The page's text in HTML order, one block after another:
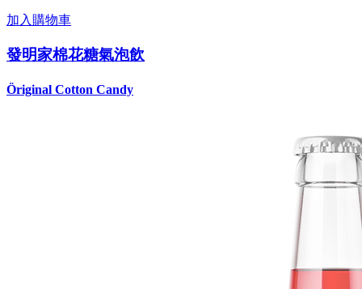
加入購物車
發明家棉花糖氣泡飲
Öriginal Cotton Candy